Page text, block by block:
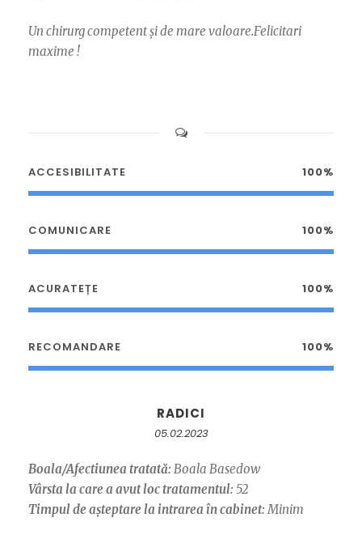
Un chirurg competent și de mare valoare.Felicitari
maxime !
ACCESIBILITATE 100%
COMUNICARE 100%
ACURATEȚE 100%
RECOMANDARE 100%
RADICI
05.02.2023
Boala/Afectiunea tratată: Boala Basedow
Vârsta la care a avut loc tratamentul: 52
Timpul de așteptare la intrarea în cabinet:Minim